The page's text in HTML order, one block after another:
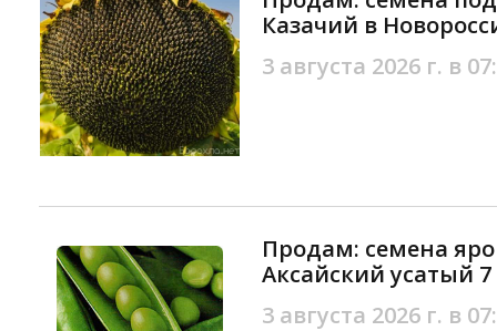
Казачий в
3 августа 2026 г. в
Продам: семена
Аксайский усатый 7
3 августа 2026 г. в